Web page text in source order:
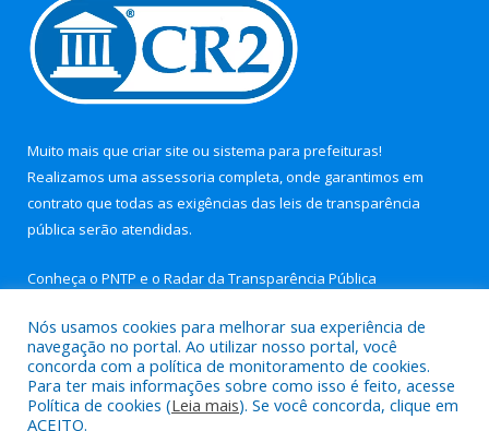
Muito mais que criar site ou sistema para prefeituras!
Realizamos uma assessoria completa, onde garantimos em
contrato que todas as exigências das leis de transparência
pública serão atendidas.
Conheça o PNTP e o Radar da Transparência Pública
Todos os direitos reservados a Câmara Municipal de Nova
Timboteua.
Nós usamos cookies para melhorar sua experiência de
navegação no portal. Ao utilizar nosso portal, você
concorda com a política de monitoramento de cookies.
Para ter mais informações sobre como isso é feito, acesse
Política de cookies (Leia mais). Se você concorda, clique em
ACEITO.